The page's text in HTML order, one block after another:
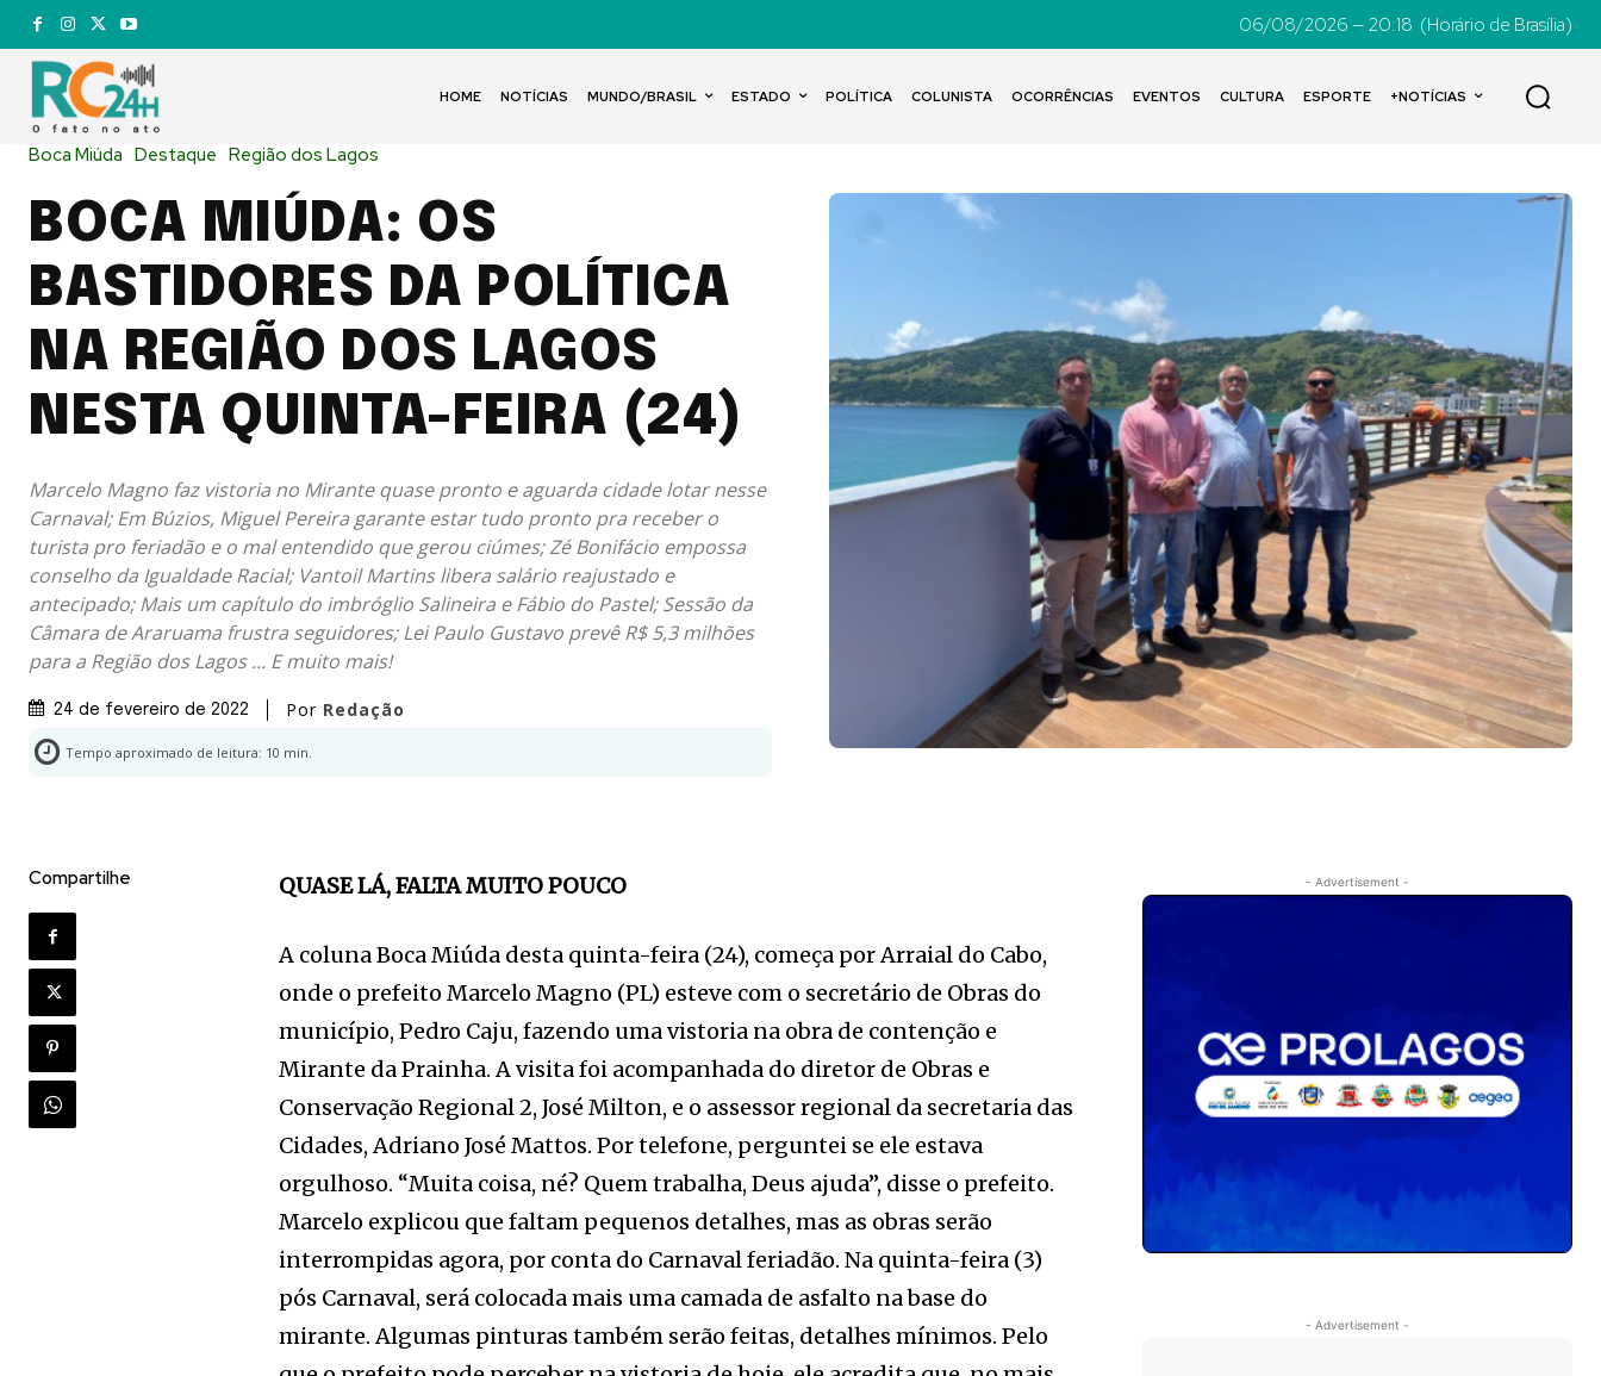
06/08/2026 — 20:18 (Horário de Brasília)
HOME NOTÍCIAS MUNDO/BRASIL ESTADO POLÍTICA COLUNISTA OCORRÊNCIAS EVENTOS CULTURA ESPORTE +NOTÍCIAS
Boca Miúda Destaque Região dos Lagos
BOCA MIÚDA: OS
BASTIDORES DA POLÍTICA
NA REGIÃO DOS LAGOS
NESTA QUINTA-FEIRA (24)
Marcelo Magno faz vistoria no Mirante quase pronto e aguarda cidade lotar nesse
Carnaval; Em Búzios, Miguel Pereira garante estar tudo pronto pra receber o
turista pro feriadão e o mal entendido que gerou ciúmes; Zé Bonifácio empossa
conselho da Igualdade Racial; Vantoil Martins libera salário reajustado e
antecipado; Mais um capítulo do imbróglio Salineira e Fábio do Pastel; Sessão da
Câmara de Araruama frustra seguidores; Lei Paulo Gustavo prevê R$ 5,3 milhões
para a Região dos Lagos ... E muito mais!
24 de fevereiro de 2022 Por Redação
Tempo aproximado de leitura: 10 min.
Compartilhe QUASE LÁ, FALTA MUITO POUCO
A coluna Boca Miúda desta quinta-feira (24), começa por Arraial do Cabo,
onde o prefeito Marcelo Magno (PL) esteve com o secretário de Obras do
município, Pedro Caju, fazendo uma vistoria na obra de contenção e
Mirante da Prainha. A visita foi acompanhada do diretor de Obras e
Conservação Regional 2, José Milton, e o assessor regional da secretaria das
Cidades, Adriano José Mattos. Por telefone, perguntei se ele estava
orgulhoso. “Muita coisa, né? Quem trabalha, Deus ajuda”, disse o prefeito.
Marcelo explicou que faltam pequenos detalhes, mas as obras serão
interrompidas agora, por conta do Carnaval feriadão. Na quinta-feira (3)
pós Carnaval, será colocada mais uma camada de asfalto na base do
mirante. Algumas pinturas também serão feitas, detalhes mínimos. Pelo
- Advertisement -
- Advertisement -